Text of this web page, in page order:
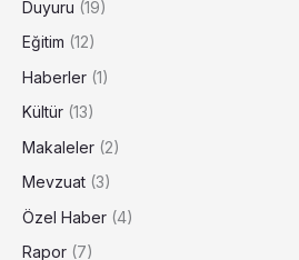
Duyuru (19)
Eğitim (12)
Haberler (1)
Kültür (13)
Makaleler (2)
Mevzuat (3)
Özel Haber (4)
Rapor (7)